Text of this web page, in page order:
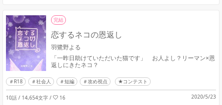
完結
恋するネコの恩返し
羽鷺野よる
「一昨日助けていただいた猫です」 お人よし？リーマン×恩
返しにきたネコ？
R18 社会人 短編 攻め視点 ★コンテスト
10話 / 14,654文字 / 16 2020/5/23